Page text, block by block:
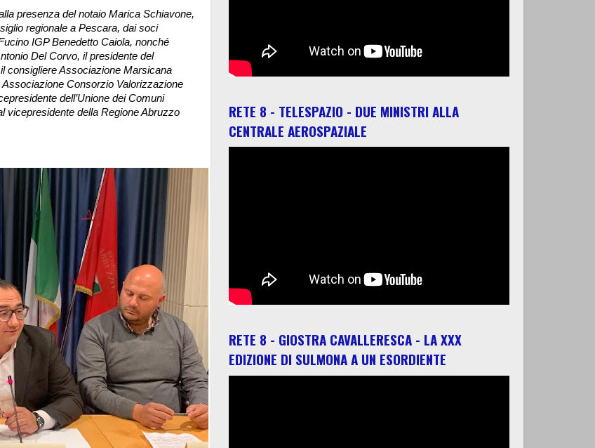
presenza del notaio Marica Schiavone,
regionale a Pescara, dai soci
IGP Benedetto Caiola, nonché
Del Corvo, il presidente del
consigliere Associazione Marsicana
Consorzio Valorizzazione
dell’Unione dei Comuni
vicepresidente della Regione Abruzzo
RETE 8 - TELESPAZIO - DUE MINISTRI ALLA
CENTRALE AEROSPAZIALE
RETE 8 - GIOSTRA CAVALLERESCA - LA XXX
EDIZIONE DI SULMONA A UN ESORDIENTE